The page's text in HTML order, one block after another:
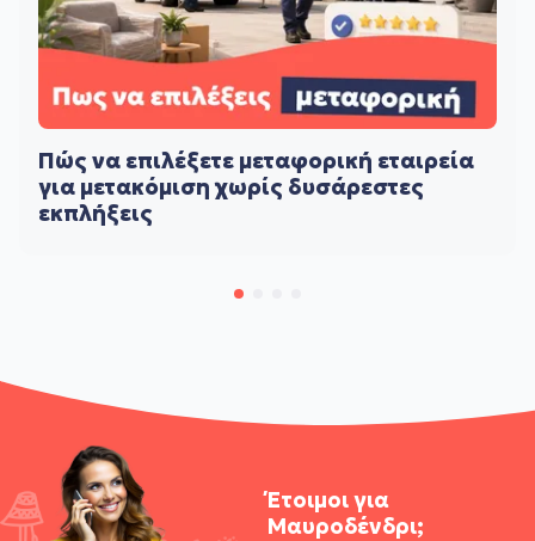
Πώς να επιλέξετε μεταφορική εταιρεία
για μετακόμιση χωρίς δυσάρεστες
εκπλήξεις
Έτοιμοι για
Μαυροδένδρι;